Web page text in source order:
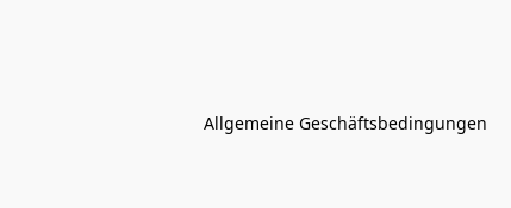
Allgemeine Geschäftsbedingungen